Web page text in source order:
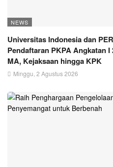
NEWS
Universitas Indonesia dan
Pendaftaran PKPA Angkatan
MA, Kejaksaan hingga KPK
Minggu, 2 Agustus 2026